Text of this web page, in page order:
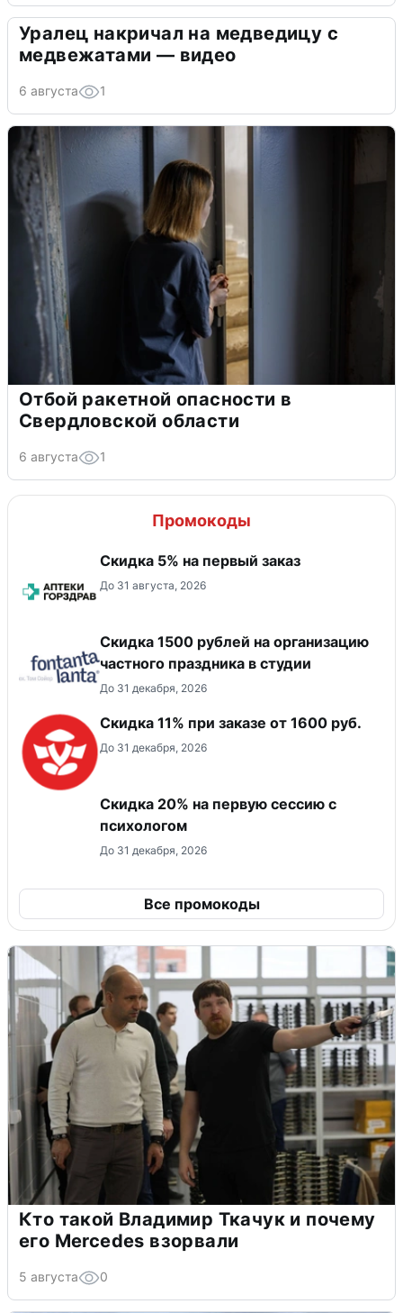
Уралец накричал на медведицу с
медвежатами — видео
6 августа 1
Отбой ракетной опасности в
Свердловской области
6 августа 1
Промокоды
Скидка 5% на первый заказ
До 31 августа, 2026
Cкидка 1500 рублей на организацию
частного праздника в студии
До 31 декабря, 2026
Скидка 11% при заказе от 1600 руб.
До 31 декабря, 2026
Скидка 20% на первую сессию с
психологом
До 31 декабря, 2026
Все промокоды
Кто такой Владимир Ткачук и почему
его Mercedes взорвали
5 августа 0